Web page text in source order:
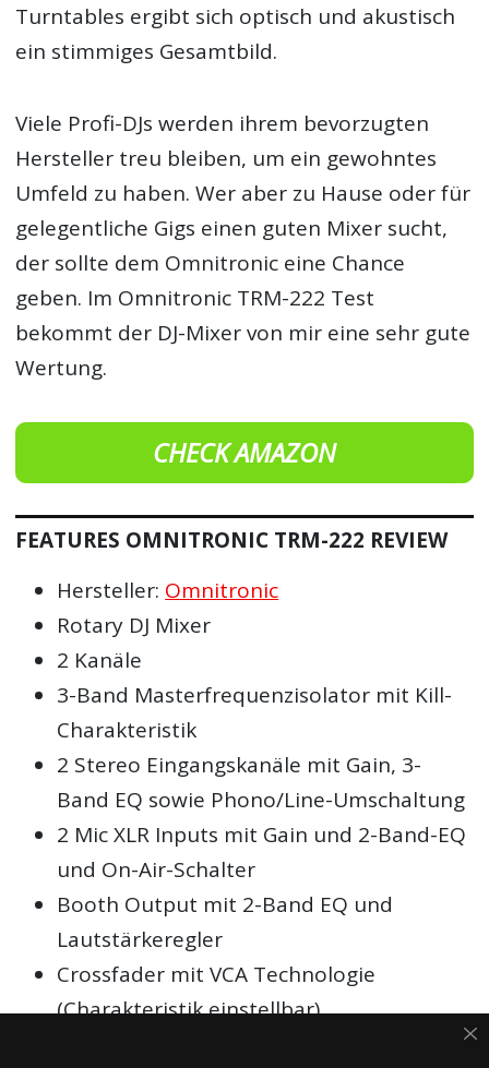
Turntables ergibt sich optisch und akustisch
ein stimmiges Gesamtbild.
Viele Profi-DJs werden ihrem bevorzugten
Hersteller treu bleiben, um ein gewohntes
Umfeld zu haben. Wer aber zu Hause oder für
gelegentliche Gigs einen guten Mixer sucht,
der sollte dem Omnitronic eine Chance
geben. Im Omnitronic TRM-222 Test
bekommt der DJ-Mixer von mir eine sehr gute
Wertung.
CHECK AMAZON
FEATURES OMNITRONIC TRM-222 REVIEW
Hersteller: Omnitronic
Rotary DJ Mixer
2 Kanäle
3-Band Masterfrequenzisolator mit Kill-
Charakteristik
2 Stereo Eingangskanäle mit Gain, 3-
Band EQ sowie Phono/Line-Umschaltung
2 Mic XLR Inputs mit Gain und 2-Band-EQ
und On-Air-Schalter
Booth Output mit 2-Band EQ und
Lautstärkeregler
Crossfader mit VCA Technologie
(Charakteristik einstellbar)